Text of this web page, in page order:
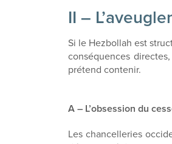
II –
Si le Hezbollah est
conséquences
prétend contenir.
A – L’obsession du
Les chancelleries